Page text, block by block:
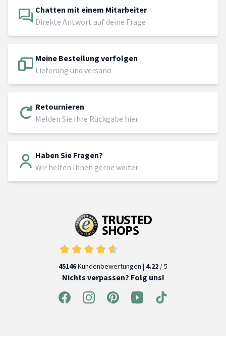
Chatten mit einem Mitarbeiter
Direkte Antwort auf deine Frage
Meine Bestellung verfolgen
Lieferung und versand
Retournieren
Melden Sie Ihre Rückgabe hier
Haben Sie Fragen?
Wir helfen Ihnen gerne weiter
45146Kundenbewertungen | 4.22 / 5
Nichts verpassen? Folg uns!